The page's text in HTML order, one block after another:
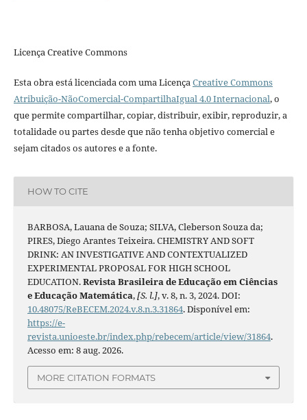
Licença Creative Commons
Esta obra está licenciada com uma LicençaCreative Commons
Atribuição-NãoComercial-CompartilhaIgual 4.0 Internacional, o
que permite compartilhar, copiar, distribuir, exibir, reproduzir, a
totalidade ou partes desde que não tenha objetivo comercial e
sejam citados os autores e a fonte.
HOW TO CITE
BARBOSA, Lauana de Souza; SILVA, Cleberson Souza da;
PIRES, Diego Arantes Teixeira. CHEMISTRY AND SOFT
DRINK: AN INVESTIGATIVE AND CONTEXTUALIZED
EXPERIMENTAL PROPOSAL FOR HIGH SCHOOL
EDUCATION.Revista Brasileira de Educação em Ciências
e Educação Matemática,[S. l.], v. 8, n. 3, 2024. DOI:
10.48075/ReBECEM.2024.v.8.n.3.31864. Disponível em:
https://e-
revista.unioeste.br/index.php/rebecem/article/view/31864.
Acesso em: 8 aug. 2026.
MORE CITATION FORMATS